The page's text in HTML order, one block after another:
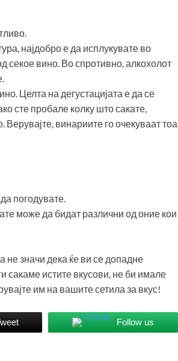
најдобро е да исплукувате во
секое вино. Во спротивно, алкохолот
Целта на дегустацијата е да се
сте пробале колку што сакате,
винариите го очекуваат тоа
погодувате.
може да бидат различни од оние кои
значи дека ќе ви се допадне
сакаме истите вкусови, не би имале
им на вашите сетила за вкус!
Follow us